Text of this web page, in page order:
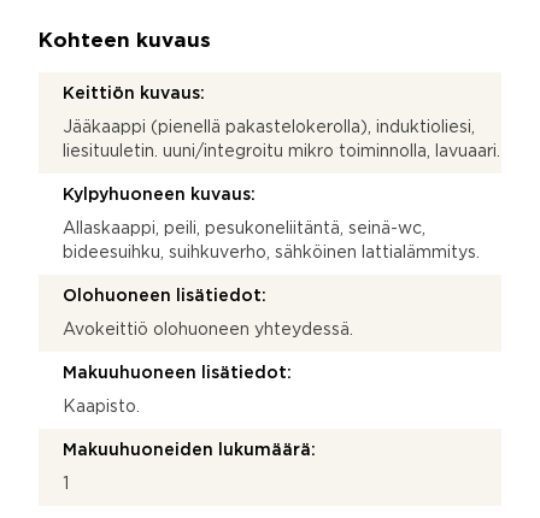
Kohteen kuvaus
Keittiön kuvaus:
Jääkaappi (pienellä pakastelokerolla), induktioliesi,
liesituuletin. uuni/integroitu mikro toiminnolla, lavuaari.
Kylpyhuoneen kuvaus:
Allaskaappi, peili, pesukoneliitäntä, seinä-wc,
bideesuihku, suihkuverho, sähköinen lattialämmitys.
Olohuoneen lisätiedot:
Avokeittiö olohuoneen yhteydessä.
Makuuhuoneen lisätiedot:
Kaapisto.
Makuuhuoneiden lukumäärä: